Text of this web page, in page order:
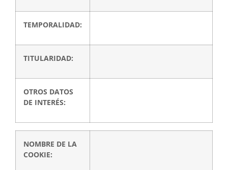
TEMPORALIDAD:
TITULARIDAD:
OTROS DATOS
DE INTERÉS:
NOMBRE DE LA
COOKIE: